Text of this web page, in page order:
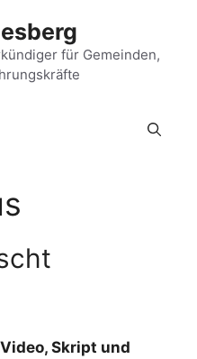
für Gemeinden,
Video, Skript und